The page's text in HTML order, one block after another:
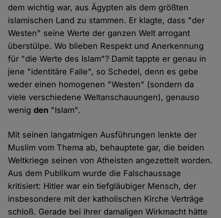
dem wichtig war, aus Ägypten als dem größten
islamischen Land zu stammen. Er klagte, dass "der
Westen" seine Werte der ganzen Welt arrogant
überstülpe. Wo blieben Respekt und Anerkennung
für "die Werte des Islam"? Damit tappte er genau in
jene "identitäre Falle", so Schedel, denn es gebe
weder einen homogenen "Westen" (sondern da
viele verschiedene Weltanschauungen), genauso
wenigden "Islam".
Mit seinen langatmigen Ausführungen lenkte der
Muslim vom Thema ab, behauptete gar, die beiden
Weltkriege seinen von Atheisten angezettelt worden.
Aus dem Publikum wurde die Falschaussage
kritisiert: Hitler war ein tiefgläubiger Mensch, der
insbesondere mit der katholischen Kirche Verträge
schloß. Gerade bei ihrer damaligen Wirkmacht hätte